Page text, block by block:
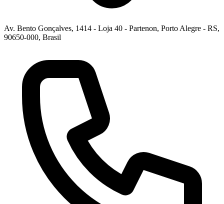
Av. Bento Gonçalves, 1414 - Loja 40 - Partenon, Porto Alegre - RS,
90650-000, Brasil